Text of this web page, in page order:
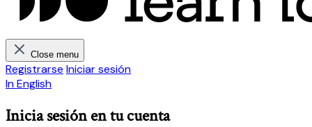
Close menu
Registrarse Iniciar sesión
In English
Inicia sesión en tu cuenta